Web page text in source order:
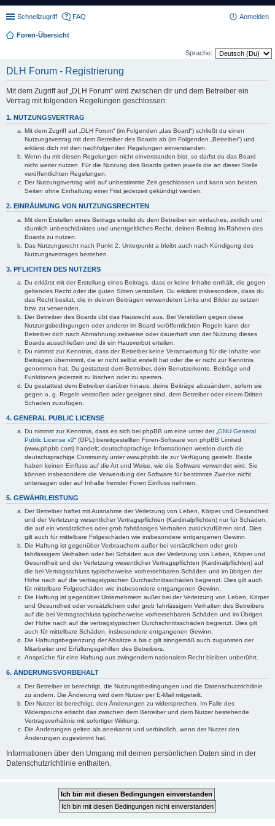
Schnellzugriff FAQ Anmelden
Foren-Übersicht
Sprache:
DLH Forum - Registrierung
Mit dem Zugriff auf „DLH Forum“ wird zwischen dir und dem Betreiber ein
Vertrag mit folgenden Regelungen geschlossen:
1. NUTZUNGSVERTRAG
Mit dem Zugriff auf „DLH Forum“ (im Folgenden „das Board“) schließt du einen
Nutzungsvertrag mit dem Betreiber des Boards ab (im Folgenden „Betreiber“) und
erklärst dich mit den nachfolgenden Regelungen einverstanden.
Wenn du mit diesen Regelungen nicht einverstanden bist, so darfst du das Board
nicht weiter nutzen. Für die Nutzung des Boards gelten jeweils die an dieser Stelle
veröffentlichten Regelungen.
Der Nutzungsvertrag wird auf unbestimmte Zeit geschlossen und kann von beiden
Seiten ohne Einhaltung einer Frist jederzeit gekündigt werden.
2. EINRÄUMUNG VON NUTZUNGSRECHTEN
Mit dem Erstellen eines Beitrags erteilst du dem Betreiber ein einfaches, zeitlich und
räumlich unbeschränktes und unentgeltliches Recht, deinen Beitrag im Rahmen des
Boards zu nutzen.
Das Nutzungsrecht nach Punkt 2, Unterpunkt a bleibt auch nach Kündigung des
Nutzungsvertrages bestehen.
3. PFLICHTEN DES NUTZERS
Du erklärst mit der Erstellung eines Beitrags, dass er keine Inhalte enthält, die gegen
geltendes Recht oder die guten Sitten verstoßen. Du erklärst insbesondere, dass du
das Recht besitzt, die in deinen Beiträgen verwendeten Links und Bilder zu setzen
bzw. zu verwenden.
Der Betreiber des Boards übt das Hausrecht aus. Bei Verstößen gegen diese
Nutzungsbedingungen oder anderer im Board veröffentlichten Regeln kann der
Betreiber dich nach Abmahnung zeitweise oder dauerhaft von der Nutzung dieses
Boards ausschließen und dir ein Hausverbot erteilen.
Du nimmst zur Kenntnis, dass der Betreiber keine Verantwortung für die Inhalte von
Beiträgen übernimmt, die er nicht selbst erstellt hat oder die er nicht zur Kenntnis
genommen hat. Du gestattest dem Betreiber, dein Benutzerkonto, Beiträge und
Funktionen jederzeit zu löschen oder zu sperren.
Du gestattest dem Betreiber darüber hinaus, deine Beiträge abzuändern, sofern sie
gegen o. g. Regeln verstoßen oder geeignet sind, dem Betreiber oder einem Dritten
Schaden zuzufügen.
4. GENERAL PUBLIC LICENSE
Du nimmst zur Kenntnis, dass es sich bei phpBB um eine unter der „ GNU General
Public License v2“ (GPL) bereitgestellten Foren-Software von phpBB Limited
(www.phpbb.com) handelt; deutschsprachige Informationen werden durch die
deutschsprachige Community unter www.phpbb.de zur Verfügung gestellt. Beide
haben keinen Einfluss auf die Art und Weise, wie die Software verwendet wird. Sie
können insbesondere die Verwendung der Software für bestimmte Zwecke nicht
untersagen oder auf Inhalte fremder Foren Einfluss nehmen.
5. GEWÄHRLEISTUNG
Der Betreiber haftet mit Ausnahme der Verletzung von Leben, Körper und Gesundheit
und der Verletzung wesentlicher Vertragspflichten (Kardinalpflichten) nur für Schäden,
die auf ein vorsätzliches oder grob fahrlässiges Verhalten zurückzuführen sind. Dies
gilt auch für mittelbare Folgeschäden wie insbesondere entgangenen Gewinn.
Die Haftung ist gegenüber Verbrauchern außer bei vorsätzlichem oder grob
fahrlässigem Verhalten oder bei Schäden aus der Verletzung von Leben, Körper und
Gesundheit und der Verletzung wesentlicher Vertragspflichten (Kardinalpflichten) auf
die bei Vertragsschluss typischerweise vorhersehbaren Schäden und im übrigen der
Höhe nach auf die vertragstypischen Durchschnittsschäden begrenzt. Dies gilt auch
für mittelbare Folgeschäden wie insbesondere entgangenen Gewinn.
Die Haftung ist gegenüber Unternehmern außer bei der Verletzung von Leben, Körper
und Gesundheit oder vorsätzlichem oder grob fahrlässigem Verhalten des Betreibers
auf die bei Vertragsschluss typischerweise vorhersehbaren Schäden und im Übrigen
der Höhe nach auf die vertragstypischen Durchschnittsschäden begrenzt. Dies gilt
auch für mittelbare Schäden, insbesondere entgangenen Gewinn.
Die Haftungsbegrenzung der Absätze a bis c gilt sinngemäß auch zugunsten der
Mitarbeiter und Erfüllungsgehilfen des Betreibers.
Ansprüche für eine Haftung aus zwingendem nationalem Recht bleiben unberührt.
6. ÄNDERUNGSVORBEHALT
Der Betreiber ist berechtigt, die Nutzungsbedingungen und die Datenschutzrichtlinie
zu ändern. Die Änderung wird dem Nutzer per E-Mail mitgeteilt.
Der Nutzer ist berechtigt, den Änderungen zu widersprechen. Im Falle des
Widerspruchs erlischt das zwischen dem Betreiber und dem Nutzer bestehende
Vertragsverhältnis mit sofortiger Wirkung.
Die Änderungen gelten als anerkannt und verbindlich, wenn der Nutzer den
Änderungen zugestimmt hat.
Informationen über den Umgang mit deinen persönlichen Daten sind in der
Datenschutzrichtlinie enthalten.